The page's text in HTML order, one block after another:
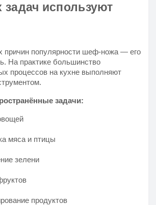
задач используют
причин популярности шеф-ножа — его
На практике большинство
процессов на кухне выполняют
задачи:
мяса и птицы
зелени
продуктов